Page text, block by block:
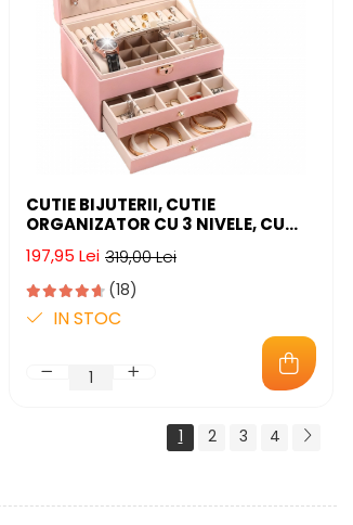
CUTIE BIJUTERII, CUTIE
ORGANIZATOR CU 3 NIVELE, CU
DEPOZITARE PENTRU BRATARI,
INELE, LANTISOARE, CEASURI, SET 9
PERECHI CERCEI INCLUSI, CATIFEA,
23 X 17 X 13.5 CM
319,00 Lei
197,95 Lei
(18)
IN STOC
1 2 3 4